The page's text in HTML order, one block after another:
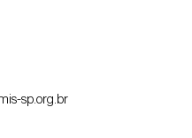
sp.org.br